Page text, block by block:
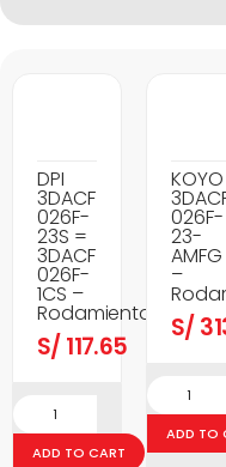
DPI
3DACF
026F-
23S =
3DACF
026F-
1CS –
Rodamientos
S/ 117.65
ADD TO CART
KOYO
026F-
23-
AMFG
–
S/
ADD TO